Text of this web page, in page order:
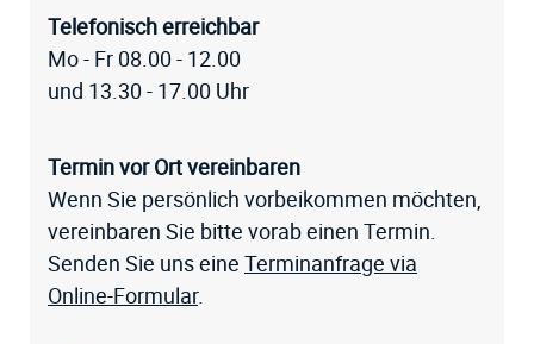
Telefonisch erreichbar
Mo - Fr 08.00 - 12.00
und 13.30 - 17.00 Uhr
Termin vor Ort vereinbaren
Wenn Sie persönlich vorbeikommen möchten,
vereinbaren Sie bitte vorab einen Termin.
Senden Sie uns eine Terminanfrage via
Online-Formular.